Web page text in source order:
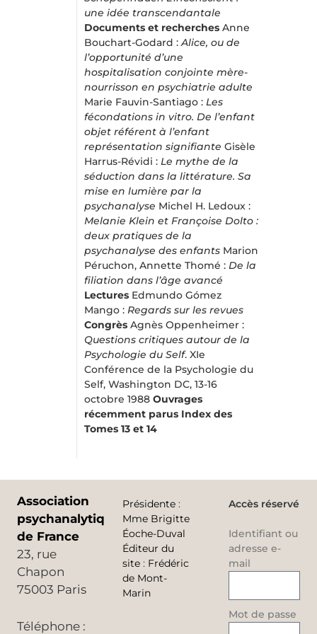
une idée transcendantale
Documents et recherches Anne
Bouchart-Godard :Alice, ou de
l’opportunité d’une
hospitalisation conjointe mère-
nourrisson en psychiatrie adulte
Marie Fauvin-Santiago : Les
fécondations in vitro. De l’enfant
objet référent à l’enfant
représentation signifiante Gisèle
Harrus-Révidi : Le mythe de la
séduction dans la littérature. Sa
mise en lumière par la
psychanalyse Michel H. Ledoux :
Melanie Klein et Françoise Dolto :
deux pratiques de la
psychanalyse des enfants Marion
Péruchon, Annette Thomé : De la
filiation dans l’âge avancé
Lectures Edmundo Gómez
Mango : Regards sur les revues
Congrès Agnès Oppenheimer :
Questions critiques autour de la
Psychologie du Self. XIe
Conférence de la Psychologie du
Self, Washington DC, 13-16
octobre 1988 Ouvrages
récemment parus Index des
Tomes 13 et 14
Association
psychanalytique
de France
23, rue
Chapon
75003 Paris
Téléphone :
Présidente :
Mme Brigitte
Éoche-Duval
Éditeur du
site : Frédéric
de Mont-
Marin
Accès réservé
Identifiant ou
adresse e-
mail
Mot de passe